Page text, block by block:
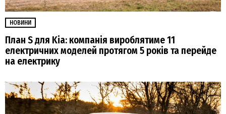
НОВИНИ
План S для Kia: компанія вироблятиме 11
електричних моделей протягом 5 років та перейде
на електрику